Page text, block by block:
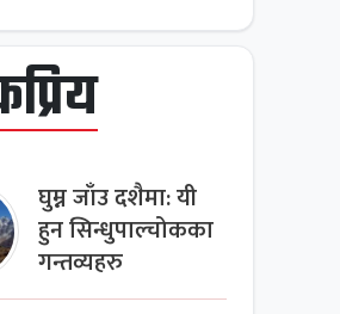
घुम्न जाँउ दशैमा: यी
हुन सिन्धुपाल्चोकका
गन्तव्यहरु